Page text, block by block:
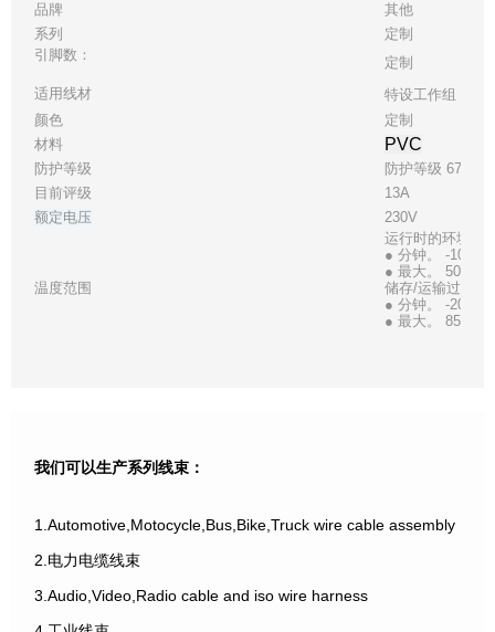
品牌
其他
系列
定制
引脚数：
定制
适用线材
特设工作组 16
颜色
定制
材料
PVC
防护等级
防护等级 67
目前评级
13A
额定电压
230V
温度范围
运行时的环境温
● 分钟。 -10℃
● 最大。 50℃
储存/运输过程中
● 分钟。 -20℃
● 最大。 85℃
我们可以生产系列线束：
1.Automotive,Motocycle,Bus,Bike,Truck wire cable assembly
2.电力电缆线束
3.Audio,Video,Radio cable and iso wire harness